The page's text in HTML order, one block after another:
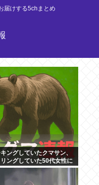
届けする5chまとめ
ングしていたクマサン、
ングしていた50代女性に